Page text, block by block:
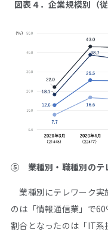
図表４．企業規模別（
⑤ 業種別・職種別のテ
業種別にテレワーク実
のは「情報通信業」で
割合となったのは「IT系